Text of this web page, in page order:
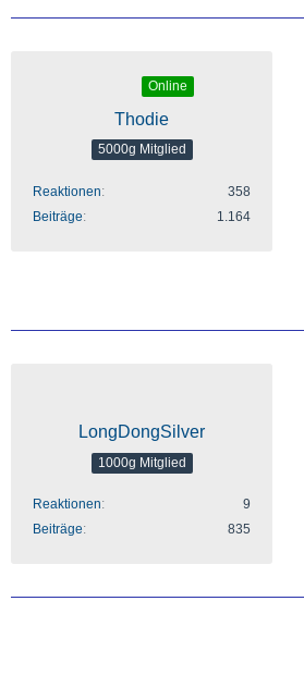
Online
Thodie
5000g Mitglied
Reaktionen
358
Beiträge
1.164
LongDongSilver
1000g Mitglied
Reaktionen
9
Beiträge
835